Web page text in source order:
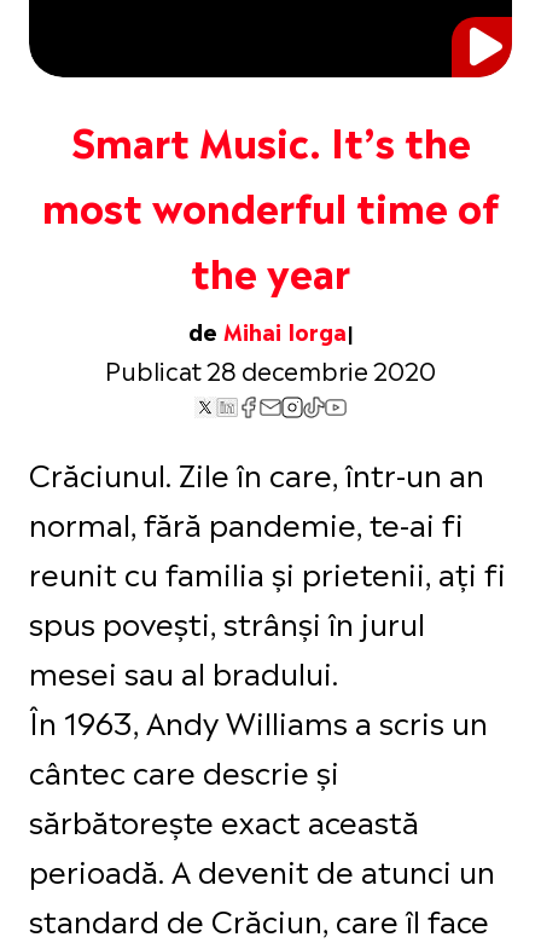
Smart Music. It’s the
most wonderful time of
the year
de Mihai Iorga
Publicat 28 decembrie 2020
Crăciunul. Zile în care, într-un an
normal, fără pandemie, te-ai fi
reunit cu familia și prietenii, ați fi
spus povești, strânși în jurul
mesei sau al bradului.
În 1963, Andy Williams a scris un
cântec care descrie și
sărbătorește exact această
perioadă. A devenit de atunci un
standard de Crăciun, care îl face